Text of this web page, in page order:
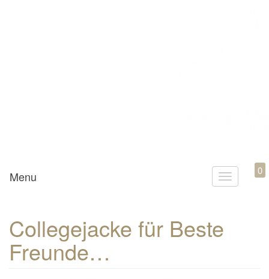
Mamili1910
T
Menu 0
Collegejacke für Beste
Freunde…